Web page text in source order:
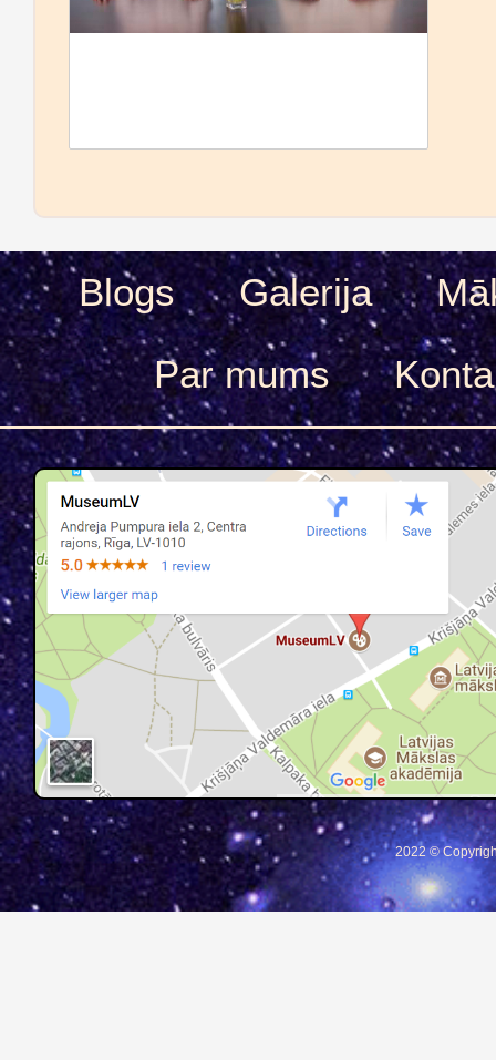
Blogs Galerija
Par mums
2022 ©